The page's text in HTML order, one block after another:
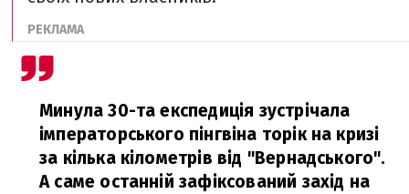
Минула 30-та експедиція зустрічала
імператорського пінгвіна торік на кризі
за кілька кілометрів від "Вернадського".
А саме останній зафіксований захід на